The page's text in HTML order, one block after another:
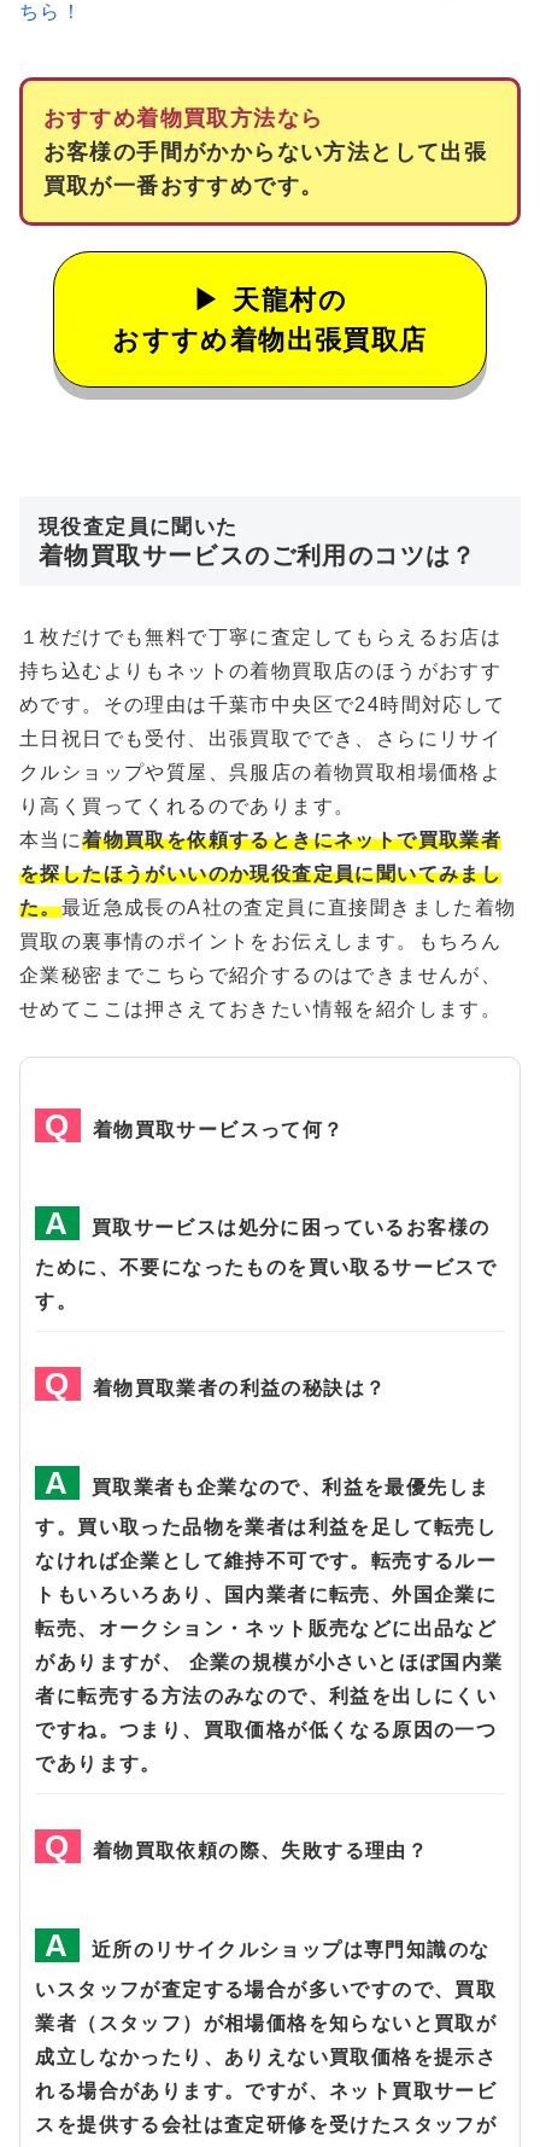
ちら！
おすすめ着物買取方法なら
お客様の手間がかからない方法として出張
買取が一番おすすめです。
天龍村の
おすすめ着物出張買取店
現役査定員に聞いた
着物買取サービスのご利用のコツは？
１枚だけでも無料で丁寧に査定してもらえるお店は
持ち込むよりもネットの着物買取店のほうがおすす
めです。その理由は千葉市中央区で24時間対応して
土日祝日でも受付、出張買取ででき、さらにリサイ
クルショップや質屋、呉服店の着物買取相場価格よ
り高く買ってくれるのであります。
本当に着物買取を依頼するときにネットで買取業者
を探したほうがいいのか現役査定員に聞いてみまし
た。最近急成長のA社の査定員に直接聞きました着物
買取の裏事情のポイントをお伝えします。もちろん
企業秘密までこちらで紹介するのはできませんが、
せめてここは押さえておきたい情報を紹介します。
着物買取サービスって何？
買取サービスは処分に困っているお客様の
ために、不要になったものを買い取るサービスで
す。
着物買取業者の利益の秘訣は？
買取業者も企業なので、利益を最優先しま
す。買い取った品物を業者は利益を足して転売し
なければ企業として維持不可です。転売するルー
トもいろいろあり、国内業者に転売、外国企業に
転売、オークション・ネット販売などに出品など
がありますが、 企業の規模が小さいとほぼ国内業
者に転売する方法のみなので、利益を出しにくい
ですね。つまり、買取価格が低くなる原因の一つ
であります。
着物買取依頼の際、失敗する理由？
近所のリサイクルショップは専門知識のな
いスタッフが査定する場合が多いですので、買取
業者（スタッフ）が相場価格を知らないと買取が
成立しなかったり、ありえない買取価格を提示さ
れる場合があります。ですが、ネット買取サービ
スを提供する会社は査定研修を受けたスタッフが